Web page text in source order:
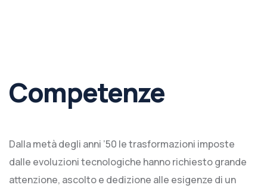
Competenze
Dalla metà degli anni ’50 le trasformazioni imposte
dalle evoluzioni tecnologiche hanno richiesto grande
attenzione, ascolto e dedizione alle esigenze di un